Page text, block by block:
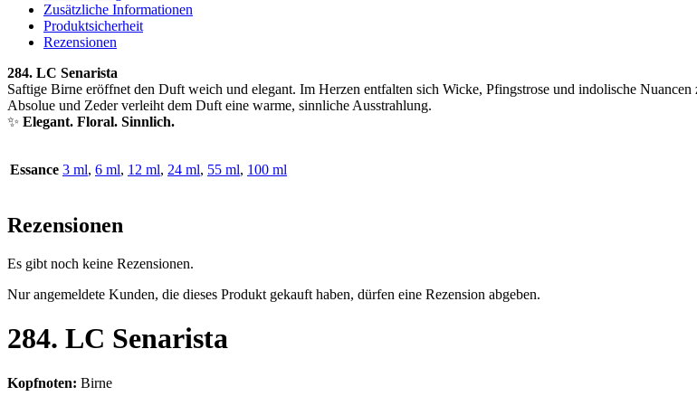
Zusätzliche Informationen
Produktsicherheit
Rezensionen
284. LC Senarista
Saftige Birne eröffnet den Duft weich und elegant. Im Herzen entfalten sich Wicke, Pfingstrose und indolische
Absolue und Zeder verleiht dem Duft eine warme, sinnliche Ausstrahlung.
✨ Elegant. Floral. Sinnlich.
Essance 3 ml, 6 ml, 12 ml, 24 ml, 55 ml, 100 ml
Rezensionen
Es gibt noch keine Rezensionen.
Nur angemeldete Kunden, die dieses Produkt gekauft haben, dürfen eine Rezension abgeben.
284. LC Senarista
Kopfnoten: Birne